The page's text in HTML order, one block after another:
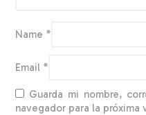
Name *
Email *
Guarda mi nombre,
navegador para la próxima